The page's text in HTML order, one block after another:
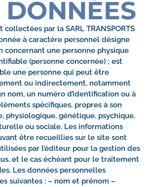
DONNÉES
collectées par la SARL TRANSPORTS
à caractère personnel désigne
concernant une personne physique
(personne concernée) ; est
une personne qui peut être
ou indirectement, notamment
nom, un numéro d’identification ou à
spécifiques, propres à son
physiologique, génétique, psychique,
ou sociale. Les informations
être recueillies sur le site sont
par l’éditeur pour la gestion des
et le cas échéant pour le traitement
Les données personnelles
suivantes : – nom et prénom –